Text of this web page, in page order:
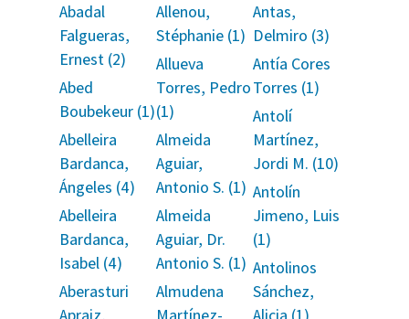
Abadal
Falgueras,
Ernest (2)
Abed
Boubekeur (1)
Abelleira
Bardanca,
Ángeles (4)
Abelleira
Bardanca,
Isabel (4)
Aberasturi
Allenou,
Stéphanie (1)
Allueva
Torres, Pedro
(1)
Almeida
Aguiar,
Antonio S. (1)
Almeida
Aguiar, Dr.
Antonio S. (1)
Almudena
Antas,
Delmiro (3)
Antía Cores
Torres (1)
Antolí
Martínez,
Jordi M. (10)
Antolín
Jimeno, Luis
(1)
Antolinos
Sánchez,